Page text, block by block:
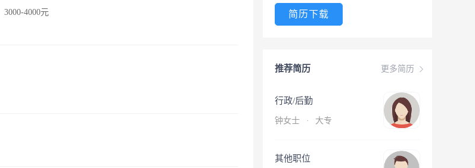
3000-4000元 简历下载
更多简历
推荐简历
行政/后勤
钟女士 · 大专
其他职位